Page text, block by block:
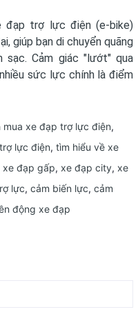
đạp trợ lực điện (e-bike)
giúp bạn di chuyển quãng
Cảm giác "lướt" qua
sức lực chính là điểm
mua xe đạp trợ lực điện,
lực điện, tìm hiểu về xe
xe đạp gấp, xe đạp city, xe
lực, cảm biến lực, cảm
động xe đạp